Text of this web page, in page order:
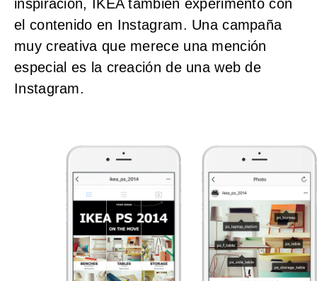
inspiración, IKEA también experimentó con
el contenido en Instagram. Una campaña
muy creativa que merece una mención
especial es la creación de una web de
Instagram.